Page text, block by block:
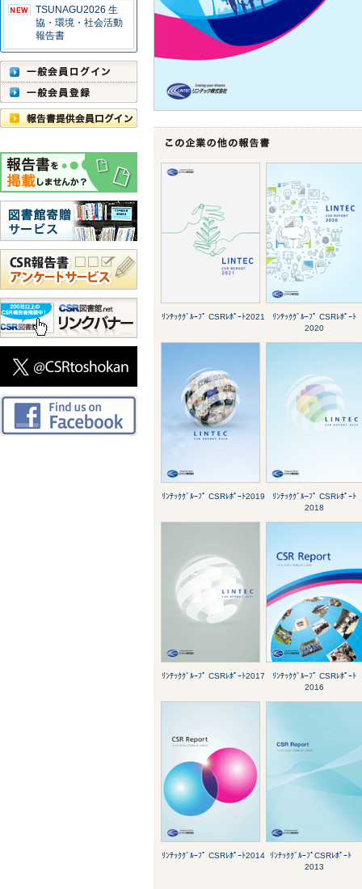
TSUNAGU2026 生
協・環境・社会活動
報告書
ﾘﾝﾃｯｸｸﾞﾙｰﾌﾟ CSRﾚﾎﾟｰﾄ2021
ﾘﾝﾃｯｸｸﾞﾙｰﾌﾟ CSRﾚﾎﾟｰﾄ
2020
ﾘﾝﾃｯｸｸﾞﾙｰﾌﾟ CSRﾚﾎﾟｰﾄ2019
ﾘﾝﾃｯｸｸﾞﾙｰﾌﾟ CSRﾚﾎﾟｰﾄ
2018
ﾘﾝﾃｯｸｸﾞﾙｰﾌﾟ CSRﾚﾎﾟｰﾄ2017
ﾘﾝﾃｯｸｸﾞﾙｰﾌﾟ CSRﾚﾎﾟｰﾄ
2016
ﾘﾝﾃｯｸｸﾞﾙｰﾌﾟ CSRﾚﾎﾟｰﾄ2014
ﾘﾝﾃｯｸｸﾞﾙｰﾌﾟCSRﾚﾎﾟｰﾄ
2013